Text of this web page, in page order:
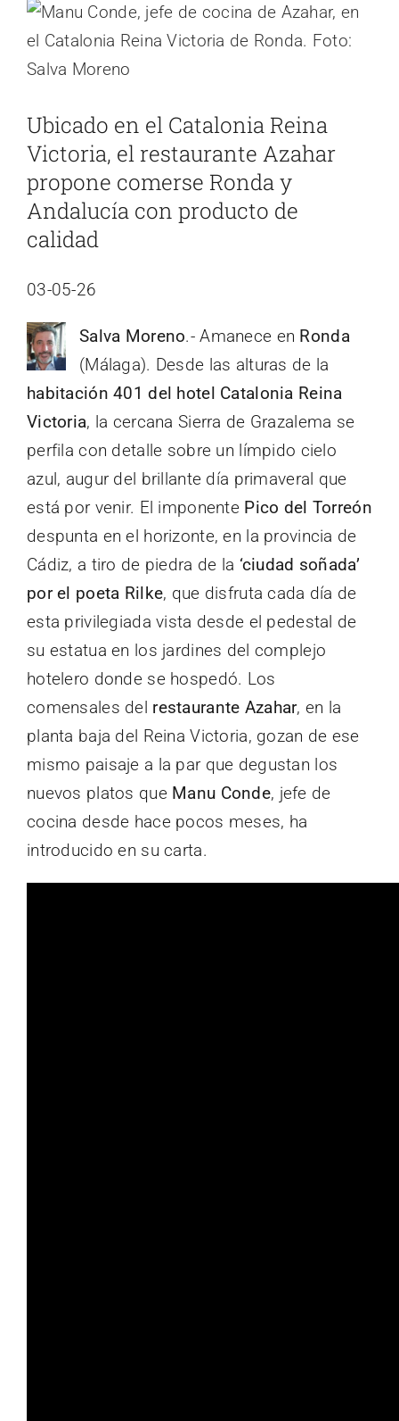
Ver
imagen
más
Ubicado en el Catalonia Reina
Victoria, el restaurante Azahar
propone comerse Ronda y
Andalucía con producto de
calidad
03-05-26
Salva Moreno.- Amanece en Ronda
(Málaga). Desde las alturas de la
habitación 401 del hotel Catalonia Reina
Victoria, la cercana Sierra de Grazalema se
perfila con detalle sobre un límpido cielo
azul, augur del brillante día primaveral que
está por venir. El imponente Pico del Torreón
despunta en el horizonte, en la provincia de
Cádiz, a tiro de piedra de la ‘ciudad soñada’
por el poeta Rilke, que disfruta cada día de
esta privilegiada vista desde el pedestal de
su estatua en los jardines del complejo
hotelero donde se hospedó. Los
comensales del restaurante Azahar, en la
planta baja del Reina Victoria, gozan de ese
mismo paisaje a la par que degustan los
nuevos platos que Manu Conde, jefe de
cocina desde hace pocos meses, ha
introducido en su carta.